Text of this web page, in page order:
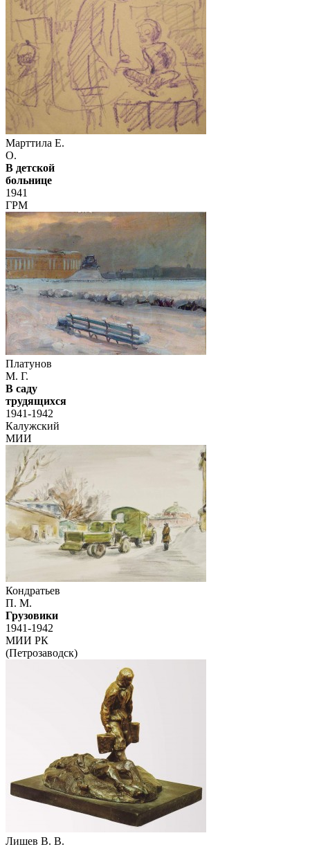
Марттила Е.
О.
В детской
больнице
1941
ГРМ
Платунов
М. Г.
В саду
трудящихся
1941-1942
Калужский
МИИ
Кондратьев
П. М.
Грузовики
1941-1942
МИИ РК
(Петрозаводск)
Лишев В. В.